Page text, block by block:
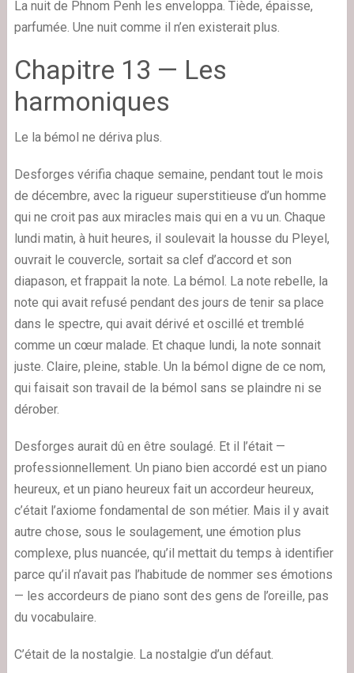
La nuit de Phnom Penh les enveloppa. Tiède, épaisse,
parfumée. Une nuit comme il n’en existerait plus.
Chapitre 13 — Les
harmoniques
Le la bémol ne dériva plus.
Desforges vérifia chaque semaine, pendant tout le mois
de décembre, avec la rigueur superstitieuse d’un homme
qui ne croit pas aux miracles mais qui en a vu un. Chaque
lundi matin, à huit heures, il soulevait la housse du Pleyel,
ouvrait le couvercle, sortait sa clef d’accord et son
diapason, et frappait la note. La bémol. La note rebelle, la
note qui avait refusé pendant des jours de tenir sa place
dans le spectre, qui avait dérivé et oscillé et tremblé
comme un cœur malade. Et chaque lundi, la note sonnait
juste. Claire, pleine, stable. Un la bémol digne de ce nom,
qui faisait son travail de la bémol sans se plaindre ni se
dérober.
Desforges aurait dû en être soulagé. Et il l’était —
professionnellement. Un piano bien accordé est un piano
heureux, et un piano heureux fait un accordeur heureux,
c’était l’axiome fondamental de son métier. Mais il y avait
autre chose, sous le soulagement, une émotion plus
complexe, plus nuancée, qu’il mettait du temps à identifier
parce qu’il n’avait pas l’habitude de nommer ses émotions
— les accordeurs de piano sont des gens de l’oreille, pas
du vocabulaire.
C’était de la nostalgie. La nostalgie d’un défaut.